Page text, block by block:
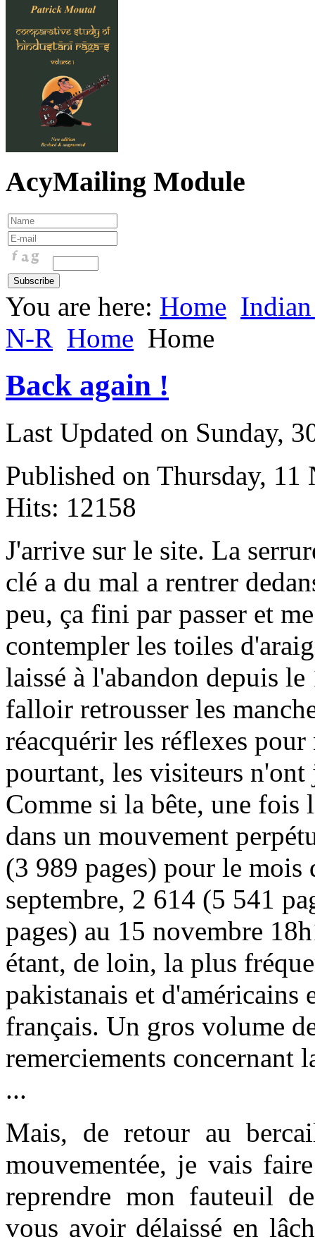
AcyMailing Module
You are here: Home
N-R Home Home
Back again !
Last Updated on Sunday,
Published on Thursday,
Hits: 12158
J'arrive sur le site. La
clé a du mal a rentrer
peu, ça fini par passer et
contempler les toiles
laissé à l'abandon depuis
falloir retrousser les
réacquérir les réflexes
pourtant, les visiteurs n'ont
Comme si la bête, une fois
dans un mouvement
(3 989 pages) pour le
septembre, 2 614 (5 541
pages) au 15 novembre
étant, de loin, la plus
pakistanais et d'américains
français. Un gros volume
remerciements concernant
...
Mais, de retour au
mouvementée, je vais
reprendre mon fauteuil
vous avoir délaissé en